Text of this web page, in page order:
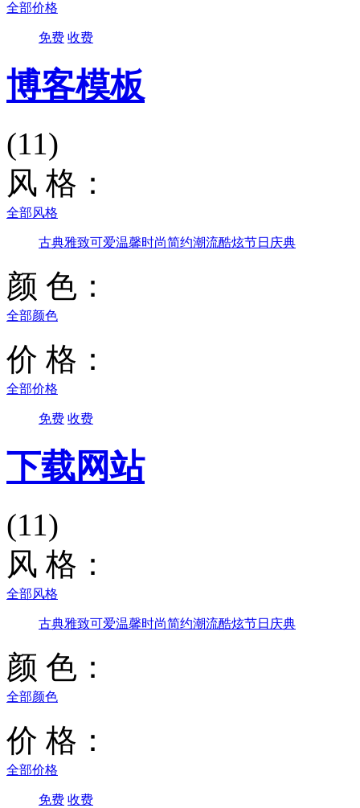
全部价格
免费 收费
博客模板
(11)
风 格：
全部风格
古典雅致可爱温馨时尚简约潮流酷炫节日庆典
颜 色：
全部颜色
价 格：
全部价格
免费 收费
下载网站
(11)
风 格：
全部风格
古典雅致可爱温馨时尚简约潮流酷炫节日庆典
颜 色：
全部颜色
价 格：
全部价格
免费 收费